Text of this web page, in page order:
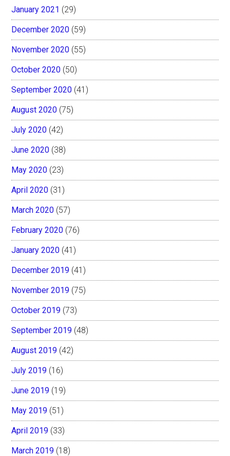
January 2021 (29)
December 2020 (59)
November 2020 (55)
October 2020 (50)
September 2020 (41)
August 2020 (75)
July 2020 (42)
June 2020 (38)
May 2020 (23)
April 2020 (31)
March 2020 (57)
February 2020 (76)
January 2020 (41)
December 2019 (41)
November 2019 (75)
October 2019 (73)
September 2019 (48)
August 2019 (42)
July 2019 (16)
June 2019 (19)
May 2019 (51)
April 2019 (33)
March 2019 (18)